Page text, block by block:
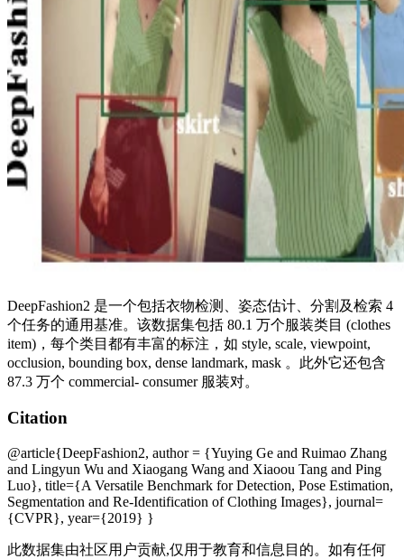
DeepFashion2 是一个包括衣物检测、姿态估计、分割及检索 4
个任务的通用基准。该数据集包括 80.1 万个服装类目 (clothes
item)，每个类目都有丰富的标注，如 style, scale, viewpoint,
occlusion, bounding box, dense landmark, mask 。此外它还包含
87.3 万个 commercial- consumer 服装对。
Citation
@article{DeepFashion2, author = {Yuying Ge and Ruimao Zhang
and Lingyun Wu and Xiaogang Wang and Xiaoou Tang and Ping
Luo}, title={A Versatile Benchmark for Detection, Pose Estimation,
Segmentation and Re-Identification of Clothing Images}, journal=
{CVPR}, year={2019} }
此数据集由社区用户贡献,仅用于教育和信息目的。如有任何